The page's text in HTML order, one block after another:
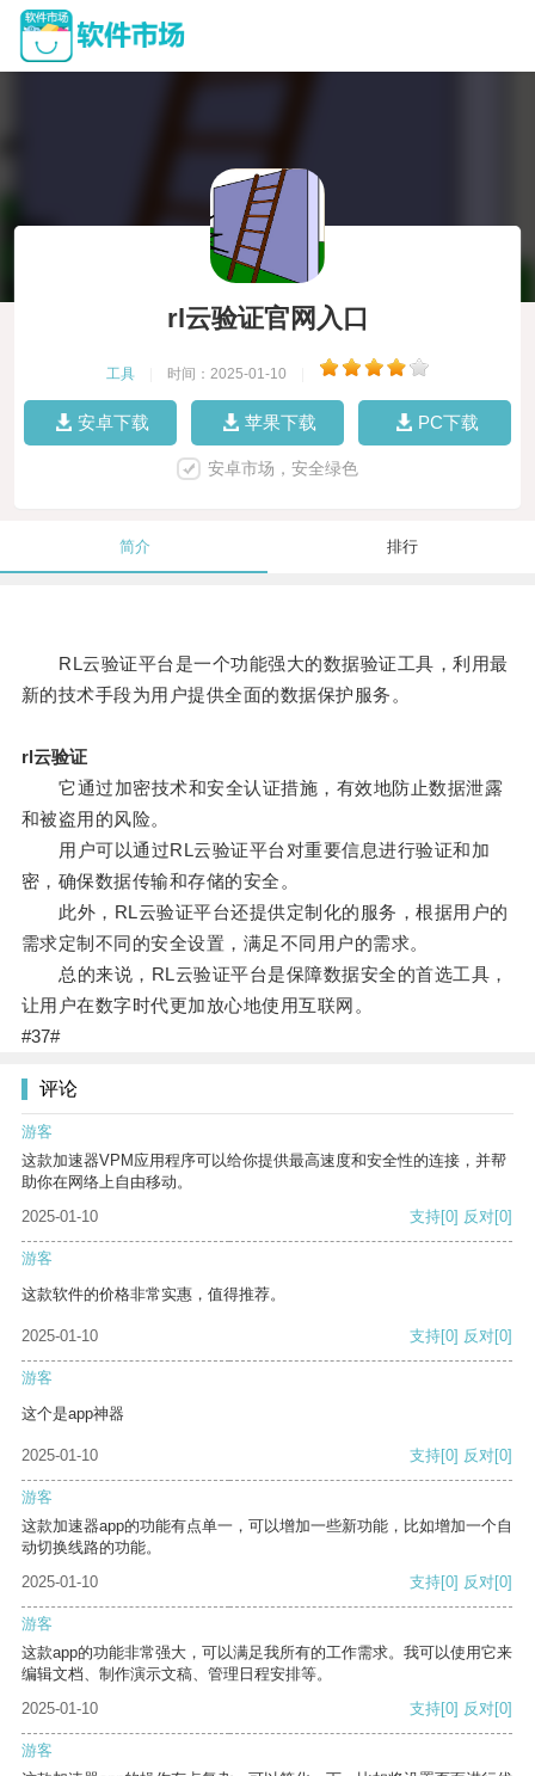
rl云验证官网入口
工具 时间：2025-01-10
安卓下载 苹果下载 PC下载
安卓市场，安全绿色
简介 排行
RL云验证平台是一个功能强大的数据验证工具，利用最
新的技术手段为用户提供全面的数据保护服务。
rl云验证
它通过加密技术和安全认证措施，有效地防止数据泄露
和被盗用的风险。
用户可以通过RL云验证平台对重要信息进行验证和加
密，确保数据传输和存储的安全。
此外，RL云验证平台还提供定制化的服务，根据用户的
需求定制不同的安全设置，满足不同用户的需求。
总的来说，RL云验证平台是保障数据安全的首选工具，
让用户在数字时代更加放心地使用互联网。
#37#
评论
游客
这款加速器VPM应用程序可以给你提供最高速度和安全性的连接，并帮
助你在网络上自由移动。
2025-01-10
支持[0] 反对[0]
游客
这款软件的价格非常实惠，值得推荐。
2025-01-10 支持[0] 反对[0]
游客
这个是app神器
2025-01-10 支持[0] 反对[0]
游客
这款加速器app的功能有点单一，可以增加一些新功能，比如增加一个自
动切换线路的功能。
2025-01-10
支持[0] 反对[0]
游客
这款app的功能非常强大，可以满足我所有的工作需求。我可以使用它来
编辑文档、制作演示文稿、管理日程安排等。
2025-01-10
支持[0] 反对[0]
游客